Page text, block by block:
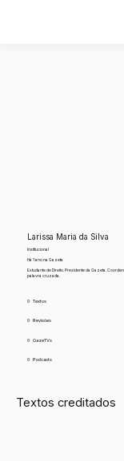
Larissa Maria da Silva
Institucional
Há 1 ano na Gazeta
Estudante de Direito. Presidente da Gazeta.
palavra cruzada.
0 Textos
0 Revisões
0 GazeTVs
0 Podcasts
Textos creditados